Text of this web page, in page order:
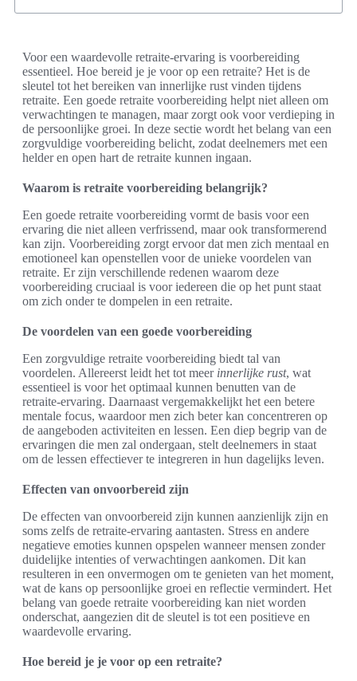
Voor een waardevolle retraite-ervaring is voorbereiding
essentieel. Hoe bereid je je voor op een retraite? Het is de
sleutel tot het bereiken van innerlijke rust vinden tijdens
retraite. Een goede retraite voorbereiding helpt niet alleen om
verwachtingen te managen, maar zorgt ook voor verdieping in
de persoonlijke groei. In deze sectie wordt het belang van een
zorgvuldige voorbereiding belicht, zodat deelnemers met een
helder en open hart de retraite kunnen ingaan.
Waarom is retraite voorbereiding belangrijk?
Een goede retraite voorbereiding vormt de basis voor een
ervaring die niet alleen verfrissend, maar ook transformerend
kan zijn. Voorbereiding zorgt ervoor dat men zich mentaal en
emotioneel kan openstellen voor de unieke voordelen van
retraite. Er zijn verschillende redenen waarom deze
voorbereiding cruciaal is voor iedereen die op het punt staat
om zich onder te dompelen in een retraite.
De voordelen van een goede voorbereiding
Een zorgvuldige retraite voorbereiding biedt tal van
voordelen. Allereerst leidt het tot meer innerlijke rust, wat
essentieel is voor het optimaal kunnen benutten van de
retraite-ervaring. Daarnaast vergemakkelijkt het een betere
mentale focus, waardoor men zich beter kan concentreren op
de aangeboden activiteiten en lessen. Een diep begrip van de
ervaringen die men zal ondergaan, stelt deelnemers in staat
om de lessen effectiever te integreren in hun dagelijks leven.
Effecten van onvoorbereid zijn
De effecten van onvoorbereid zijn kunnen aanzienlijk zijn en
soms zelfs de retraite-ervaring aantasten. Stress en andere
negatieve emoties kunnen opspelen wanneer mensen zonder
duidelijke intenties of verwachtingen aankomen. Dit kan
resulteren in een onvermogen om te genieten van het moment,
wat de kans op persoonlijke groei en reflectie vermindert. Het
belang van goede retraite voorbereiding kan niet worden
onderschat, aangezien dit de sleutel is tot een positieve en
waardevolle ervaring.
Hoe bereid je je voor op een retraite?